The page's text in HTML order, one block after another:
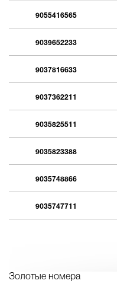
9055416565
9039652233
9037816633
9037362211
9035825511
9035823388
9035748866
9035747711
Золотые номера